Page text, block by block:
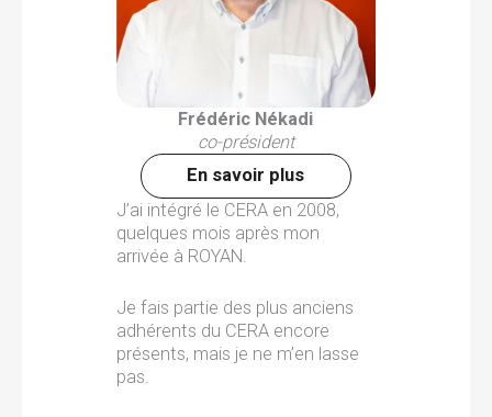
Frédéric Nékadi
co-président
En savoir plus
J’ai intégré le CERA en 2008,
quelques mois après mon
arrivée à ROYAN.
Je fais partie des plus anciens
adhérents du CERA encore
présents, mais je ne m’en lasse
pas.